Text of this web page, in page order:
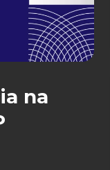
na